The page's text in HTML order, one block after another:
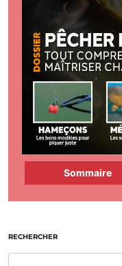
Sommaire
RECHERCHER